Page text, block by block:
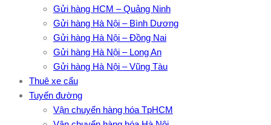
Gửi hàng HCM – Quảng Ninh
Gửi hàng Hà Nội – Bình Dương
Gửi hàng Hà Nội – Đồng Nai
Gửi hàng Hà Nội – Long An
Gửi hàng Hà Nội – Vũng Tàu
Thuê xe cẩu
Tuyến đường
Vận chuyển hàng hóa TpHCM